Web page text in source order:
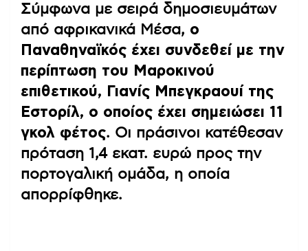
Σύμφωνα με σειρά δημοσιευμάτων
από αφρικανικά Μέσα, ο
Παναθηναϊκός έχει συνδεθεί με την
περίπτωση του Μαροκινού
επιθετικού, Γιανίς Μπεγκραουί της
Εστορίλ, ο οποίος έχει σημειώσει 11
γκολ φέτος. Οι πράσινοι κατέθεσαν
πρόταση 1,4 εκατ. ευρώ προς την
πορτογαλική ομάδα, η οποία
απορρίφθηκε.